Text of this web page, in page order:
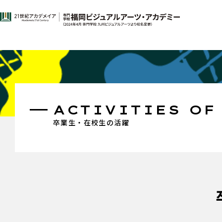
卒業生・在校生の活躍
ACTIVITIES OF